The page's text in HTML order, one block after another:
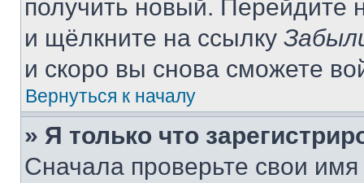
получить новый. Перейдите
и щёлкните на ссылку
и скоро вы снова сможете
Вернуться к началу
» Я только что
Сначала проверьте свои